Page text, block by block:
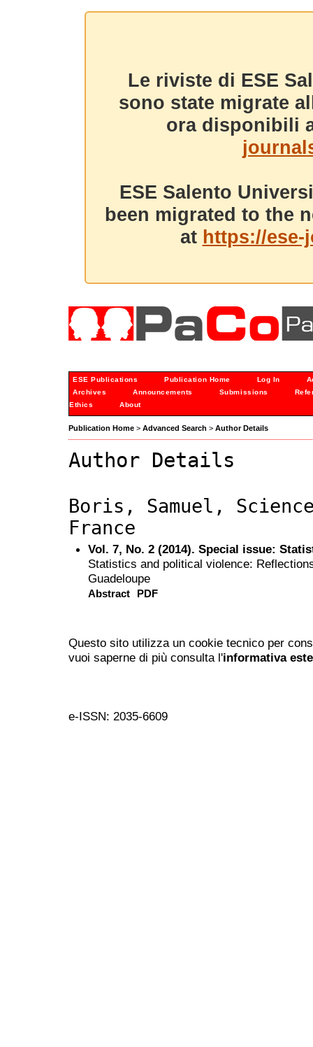
Le riviste di ESE
sono state migrate
ora disponibili
ESE Salento
been migrated to the
at https://
ESE Publications Publication Home Log In
Archives
Announcements Submissions
Ethics
About
Publication Home > Advanced Search > Author Details
Author Details
Boris, Samuel,
France
Vol. 7, No. 2 (2014). Special issue:
Statistics and political violence:
Guadeloupe
Abstract PDF
Questo sito utilizza un cookie tecnico per
vuoi saperne di più consulta l'informativa
e-ISSN: 2035-6609